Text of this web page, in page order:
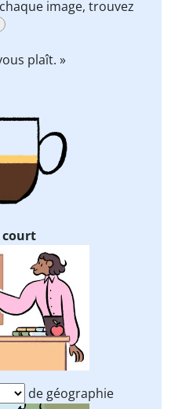
image, trouvez
plaît. »
court
de géographie